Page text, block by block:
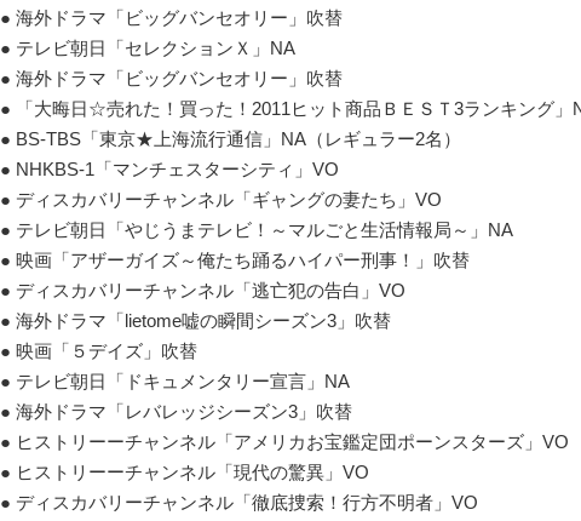
● 海外ドラマ「ビッグバンセオリー」吹替
● テレビ朝日「セレクションＸ」NA
● 海外ドラマ「ビッグバンセオリー」吹替
● 「大晦日☆売れた！買った！2011ヒット商品ＢＥＳＴ3ランキング」
● BS-TBS「東京★上海流行通信」NA（レギュラー2名）
● NHKBS-1「マンチェスターシティ」VO
● ディスカバリーチャンネル「ギャングの妻たち」VO
● テレビ朝日「やじうまテレビ！～マルごと生活情報局～」NA
● 映画「アザーガイズ～俺たち踊るハイパー刑事！」吹替
● ディスカバリーチャンネル「逃亡犯の告白」VO
● 海外ドラマ「lietome嘘の瞬間シーズン3」吹替
● 映画「５デイズ」吹替
● テレビ朝日「ドキュメンタリー宣言」NA
● 海外ドラマ「レバレッジシーズン3」吹替
● ヒストリーーチャンネル「アメリカお宝鑑定団ポーンスターズ」VO
● ヒストリーーチャンネル「現代の驚異」VO
● ディスカバリーチャンネル「徹底捜索！行方不明者」VO